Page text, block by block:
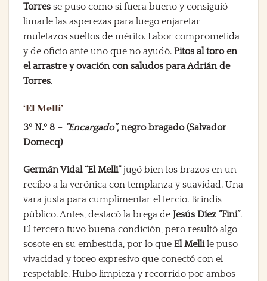
Torres se puso como si fuera bueno y consiguió
limarle las asperezas para luego enjaretar
muletazos sueltos de mérito. Labor comprometida
y de oficio ante uno que no ayudó. Pitos al toro en
el arrastre y ovación con saludos para Adrián de
Torres.
‘El Melli’
3º N.º 8 – “Encargado”, negro bragado (Salvador
Domecq)
Germán Vidal “El Melli”jugó bien los brazos en un
recibo a la verónica con templanza y suavidad. Una
vara justa para cumplimentar el tercio. Brindis
público. Antes, destacó la brega de Jesús Díez “Fini”.
El tercero tuvo buena condición, pero resultó algo
sosote en su embestida, por lo que El Mellile puso
vivacidad y toreo expresivo que conectó con el
respetable. Hubo limpieza y recorrido por ambos